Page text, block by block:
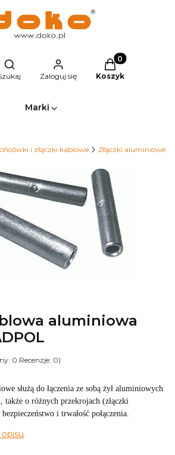
Otwórz wyszukiwarkę
Zaloguj się
Produkty w
Koszyk
Marki
i złączki kablowe Złączki aluminiowe
aluminiowa
0 Recenzje: 0)
służą do łączenia ze sobą żył aluminiowych
także o różnych przekrojach (złączki
i trwałość połączenia.